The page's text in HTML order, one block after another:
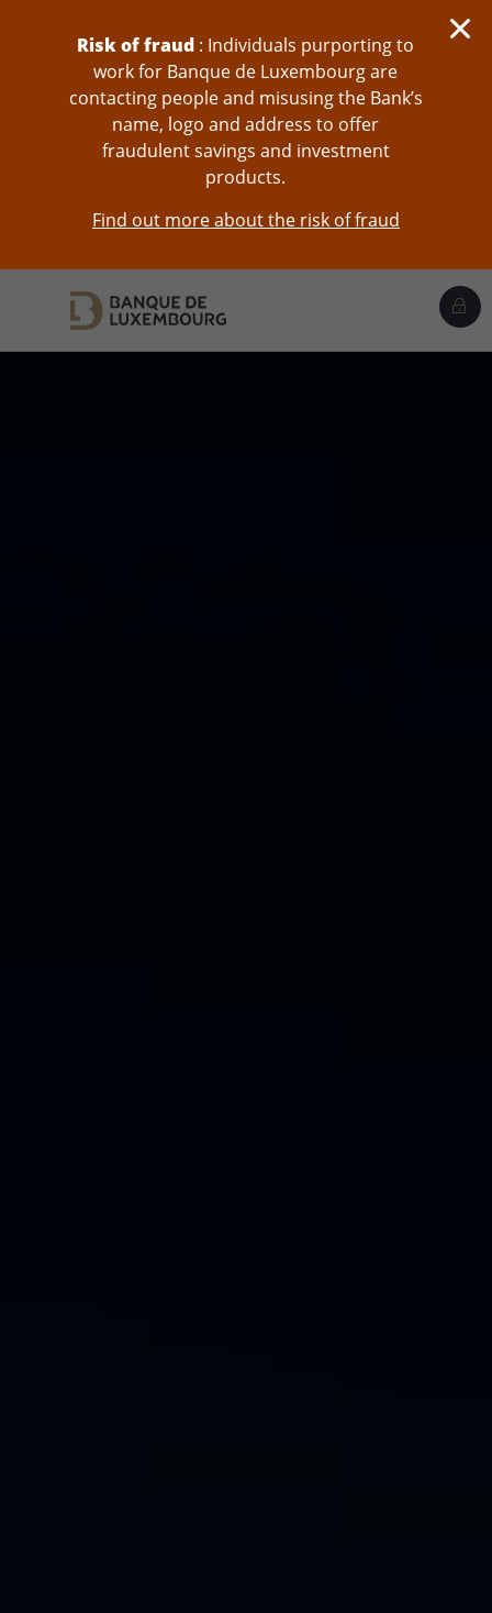
Risk of fraud : Individuals purporting to
work for Banque de Luxembourg are
contacting people and misusing the Bank’s
name, logo and address to offer
fraudulent savings and investment
products.
Find out more about the risk of fraud